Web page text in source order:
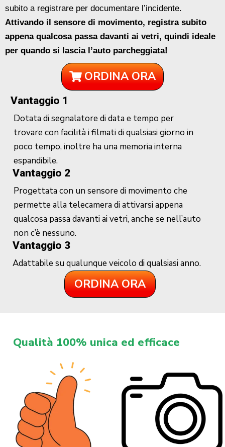
subito a registrare per documentare l’incidente.
Attivando il sensore di movimento, registra subito
appena qualcosa passa davanti ai vetri, quindi ideale
per quando si lascia l’auto parcheggiata!
ORDINA ORA
Vantaggio 1
Dotata di segnalatore di data e tempo per
trovare con facilità i filmati di qualsiasi giorno in
poco tempo, inoltre ha una memoria interna
espandibile.
Vantaggio 2
Progettata con un sensore di movimento che
permette alla telecamera di attivarsi appena
qualcosa passa davanti ai vetri, anche se nell’auto
non c’è nessuno.
Vantaggio 3
Adattabile su qualunque veicolo di qualsiasi anno.
ORDINA ORA
Qualità 100% unica ed efficace